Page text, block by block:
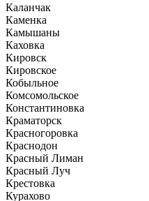
Каланчак
Каменка
Камышаны
Каховка
Кировск
Кировское
Кобыльное
Комсомольское
Константиновка
Краматорск
Красногоровка
Краснодон
Красный Лиман
Красный Луч
Крестовка
Курахово